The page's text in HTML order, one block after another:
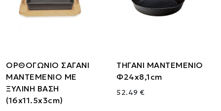
ΟΡΘΟΓΩΝΙΟ ΣΑΓΑΝΙ
ΜΑΝΤΕΜΕΝΙΟ ΜΕ
ΞΥΛΙΝΗ ΒΑΣΗ
(16x11.5x3cm)
ΤΗΓΑΝΙ ΜΑΝΤΕΜΕΝΙΟ
Φ24x8,1cm
52.49 €